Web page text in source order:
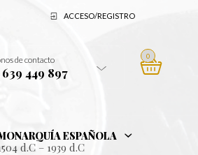
ACCESO/REGISTRO
de contacto
449 897
0
ESPAÑOLA
d.C – 1939 d.C